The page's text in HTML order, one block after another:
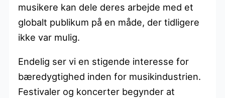
musikere kan dele deres arbejde med et
globalt publikum på en måde, der tidligere
ikke var mulig.
Endelig ser vi en stigende interesse for
bæredygtighed inden for musikindustrien.
Festivaler og koncerter begynder at